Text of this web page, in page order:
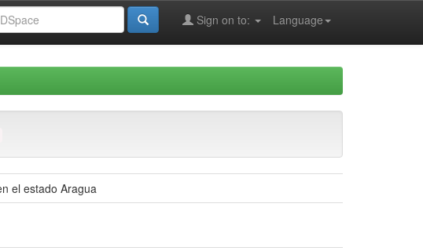
Language
Sign on to:
el estado Aragua